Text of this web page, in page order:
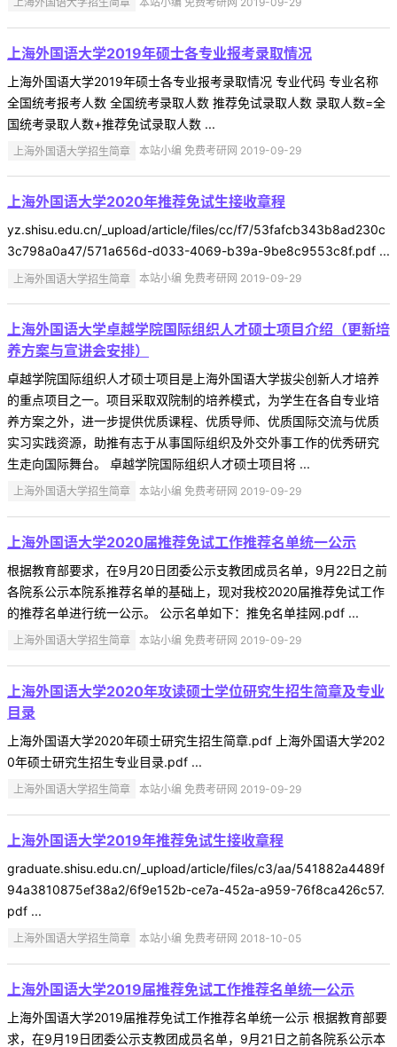
上海外国语大学2019年硕士各专业报考录取情况
上海外国语大学2019年硕士各专业报考录取情况 专业代码 专业名称
全国统考报考人数 全国统考录取人数 推荐免试录取人数 录取人数=全
国统考录取人数+推荐免试录取人数 ...
上海外国语大学招生简章 本站小编 免费考研网 2019-09-29
上海外国语大学2020年推荐免试生接收章程
yz.shisu.edu.cn/_upload/article/files/cc/f7/53fafcb343b8ad230c
3c798a0a47/571a656d-d033-4069-b39a-9be8c9553c8f.pdf ...
上海外国语大学招生简章 本站小编 免费考研网 2019-09-29
上海外国语大学卓越学院国际组织人才硕士项目介绍（更新培
养方案与宣讲会安排）
卓越学院国际组织人才硕士项目是上海外国语大学拔尖创新人才培养
的重点项目之一。项目采取双院制的培养模式，为学生在各自专业培
养方案之外，进一步提供优质课程、优质导师、优质国际交流与优质
实习实践资源，助推有志于从事国际组织及外交外事工作的优秀研究
生走向国际舞台。 卓越学院国际组织人才硕士项目将 ...
上海外国语大学招生简章 本站小编 免费考研网 2019-09-29
上海外国语大学2020届推荐免试工作推荐名单统一公示
根据教育部要求，在9月20日团委公示支教团成员名单，9月22日之前
各院系公示本院系推荐名单的基础上，现对我校2020届推荐免试工作
的推荐名单进行统一公示。 公示名单如下：推免名单挂网.pdf ...
上海外国语大学招生简章 本站小编 免费考研网 2019-09-29
上海外国语大学2020年攻读硕士学位研究生招生简章及专业
目录
上海外国语大学2020年硕士研究生招生简章.pdf 上海外国语大学202
0年硕士研究生招生专业目录.pdf ...
上海外国语大学招生简章 本站小编 免费考研网 2019-09-29
上海外国语大学2019年推荐免试生接收章程
graduate.shisu.edu.cn/_upload/article/files/c3/aa/541882a4489f
94a3810875ef38a2/6f9e152b-ce7a-452a-a959-76f8ca426c57.
pdf ...
上海外国语大学招生简章 本站小编 免费考研网 2018-10-05
上海外国语大学2019届推荐免试工作推荐名单统一公示
上海外国语大学2019届推荐免试工作推荐名单统一公示 根据教育部要
求，在9月19日团委公示支教团成员名单，9月21日之前各院系公示本